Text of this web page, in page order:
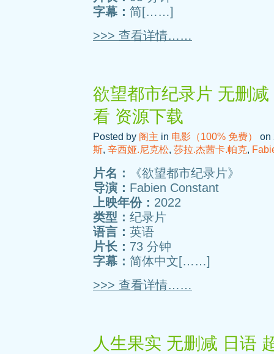
字幕： 简[……]
>>> 查看详情……
欲望都市纪录片 无删
看 资源下载
Posted by 阁主 in 电影（100% 免费）
on
斯, 辛西娅.尼克松, 莎拉.杰茜卡.帕克,
片名：
《欲望都市纪录片》
导演： Fabien Constant
上映年份： 2022
类型： 纪录片
语言： 英语
片长： 73 分钟
字幕： 简体中文[……]
>>> 查看详情……
人生果实 无删减 日语